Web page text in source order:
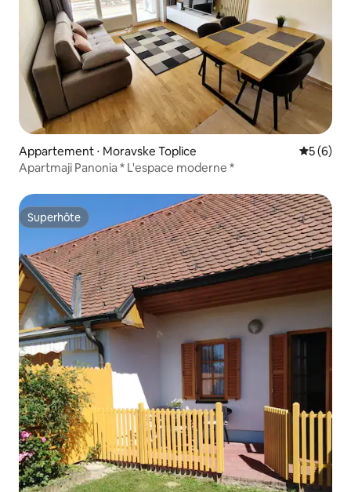
Appartement ⋅ Moravske Toplice
5 (6)
Apartmaji Panonia * L'espace moderne *
Superhôte
Superhôte